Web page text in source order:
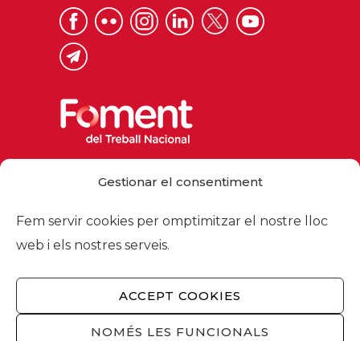
Gestionar el consentiment
Fem servir cookies per omptimitzar el nostre lloc
web i els nostres serveis.
ACCEPT COOKIES
NOMÉS LES FUNCIONALS
foment@foment.com
© 2026 - Foment del Treball Nacional
Nosaltres